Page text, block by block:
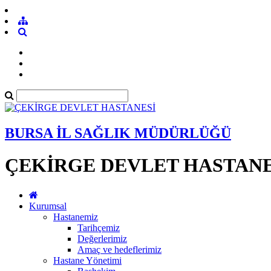
BURSA İL SAĞLIK MÜDÜRLÜĞÜ
ÇEKİRGE DEVLET
Kurumsal
Hastanemiz
Tarihçemiz
Değerlerimiz
Amaç ve hedeflerimiz
Hastane Yönetimi